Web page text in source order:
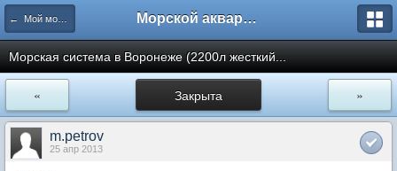
← Мой морской аквариум Морской аквариум. Форумы ReefCentral.ru
Морская система в Воронеже (2200л жесткий...
Закрыта
« »
m.petrov
25 апр 2013